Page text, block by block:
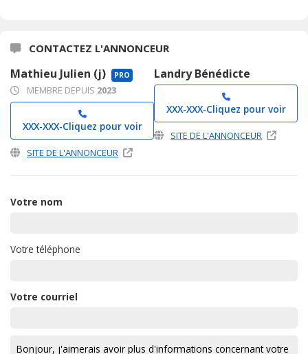
CONTACTEZ L'ANNONCEUR
Mathieu Julien (j) PRO
MEMBRE DEPUIS 2023
XXX-XXX-Cliquez pour voir
SITE DE L'ANNONCEUR
Landry Bénédicte
XXX-XXX-Cliquez pour voir
SITE DE L'ANNONCEUR
Votre nom
Votre téléphone
Votre courriel